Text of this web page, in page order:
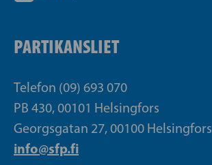
PARTIKANSLIET
Telefon (09) 693 070
PB 430, 00101 Helsingfors
Georgsgatan 27, 00100 Helsingfors
info@sfp.fi